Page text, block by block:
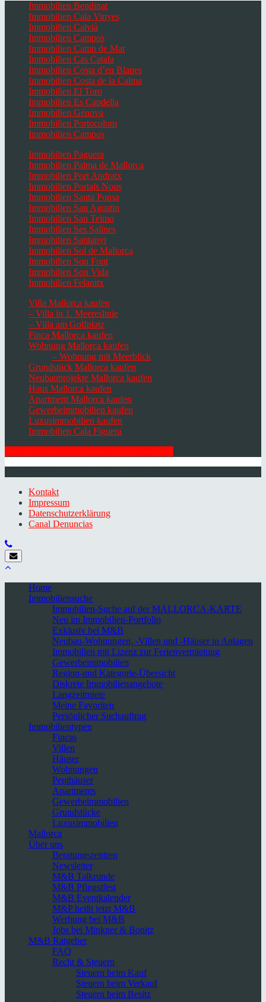
Immobilien Bendinat
Immobilien Cala Vinyes
Immobilien Calvià
Immobilien Campos
Immobilien Camp de Mar
Immobilien Cas Catala
Immobilien Costa d’en Blanes
Immobilien Costa de la Calma
Immobilien El Toro
Immobilien Es Capdella
Immobilien Génova
Immobilien Portocolom
Immobilien Campos
Immobilien Paguera
Immobilien Palma de Mallorca
Immobilien Port Andratx
Immobilien Portals Nous
Immobilien Santa Ponsa
Immobilien San Agustin
Immobilien San Telmo
Immobilien Ses Salines
Immobilien Santanyi
Immobilien Sol de Mallorca
Immobilien Son Font
Immobilien Son Vida
Immobilien Felanitx
Villa Mallorca kaufen
– Villa in 1. Meereslinie
– Villa am Golfplatz
Finca Mallorca kaufen
Wohnung Mallorca kaufen
– Wohnung mit Meerblick
Grundstück Mallorca kaufen
Neubauprojekte Mallorca kaufen
Haus Mallorca kaufen
Apartment Mallorca kaufen
Gewerbeimmobilien kaufen
Luxusimmobilien kaufen
Immobilien Cala Figuera
Kontakt
Impressum
Datenschutzerklärung
Canal Denuncias
Home
Immobiliensuche
Immobilien-Suche auf der MALLORCA-KARTE
Neu im Immobilien-Portfolio
Exklusiv bei M&B
Neubau-Wohnungen, -Villen und -Häuser in Anlagen
Immobilien mit Lizenz zur Ferienvermietung
Gewerbeimmobilien
Region-und Kategorie-Übersicht
Diskrete Immobilienangebote
Langzeitmiete
Meine Favoriten
Persönlicher Suchauftrag
Immobilientypen
Fincas
Villen
Häuser
Wohnungen
Penthäuser
Apartments
Gewerbeimmobilien
Grundstücke
Luxusimmobilien
Mallorca
Über uns
Beratungszentren
Newsletter
M&B Talkrunde
M&B Pfingstfest
M&B Eventkalender
M&P heißt jetzt M&B
Werbung bei M&B
Jobs bei Minkner & Bonitz
M&B Ratgeber
FAQ
Recht & Steuern
Steuern beim Kauf
Steuern beim Verkauf
Steuern beim Besitz